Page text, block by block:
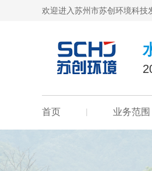
欢迎进入苏州市苏创环境科技
首页 | 业务范围